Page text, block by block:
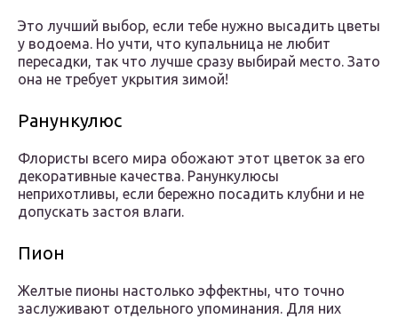
Это лучший выбор, если тебе нужно высадить цветы
у водоема. Но учти, что купальница не любит
пересадки, так что лучше сразу выбирай место. Зато
она не требует укрытия зимой!
Ранункулюс
Флористы всего мира обожают этот цветок за его
декоративные качества. Ранункулюсы
неприхотливы, если бережно посадить клубни и не
допускать застоя влаги.
Пион
Желтые пионы настолько эффектны, что точно
заслуживают отдельного упоминания. Для них